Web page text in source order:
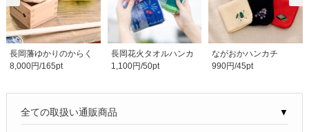
長岡藩ゆかりのからく
り酒杯 アルミ合金..
8,000円/165pt
長岡花火タオルハンカ
チ|長岡花火大会|長..
1,100円/50pt
ながおかハンカチ
990円/45pt
▼